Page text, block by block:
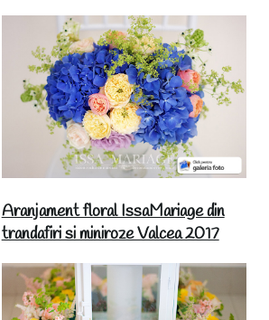
Aranjament floral IssaMariage din
trandafiri si miniroze Valcea 2017